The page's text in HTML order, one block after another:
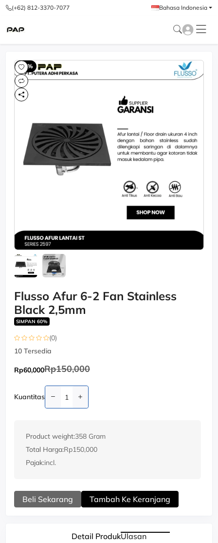
(+62) 812-3370-7077 Bahasa Indonesia
-60%
Flusso Afur 6-2 Fan Stainless
Black 2,5mm
SIMPAN 60%
(0)
10 Tersedia
Rp60,000Rp150,000
Kuantitas
Product weight:358 Gram
Total Harga:Rp150,000
Pajak:incl.
Beli Sekarang Tambah Ke Keranjang
Detail ProdukUlasan